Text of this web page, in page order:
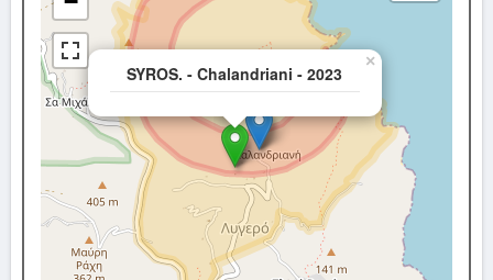
SYROS. - Chalandriani - 2023
×